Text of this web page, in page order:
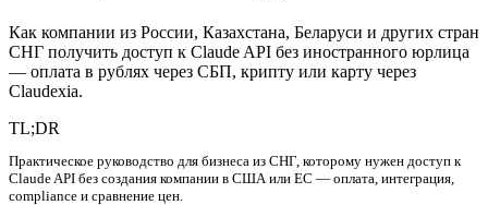
Как компании из России, Казахстана, Беларуси и других стран
СНГ получить доступ к Claude API без иностранного юрлица
— оплата в рублях через СБП, крипту или карту через
Claudexia.
TL;DR
Практическое руководство для бизнеса из СНГ, которому нужен доступ к
Claude API без создания компании в США или ЕС — оплата, интеграция,
compliance и сравнение цен.